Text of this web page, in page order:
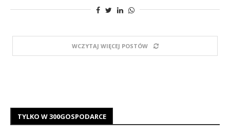
WCZYTAJ WIĘCEJ POSTÓW
TYLKO W 300GOSPODARCE